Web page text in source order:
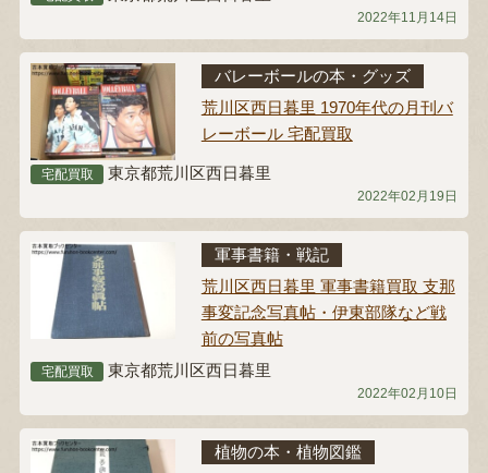
2022年11月14日
バレーボールの本・グッズ
荒川区西日暮里 1970年代の月刊バ
レーボール 宅配買取
宅配買取 東京都荒川区西日暮里
2022年02月19日
軍事書籍・戦記
荒川区西日暮里 軍事書籍買取 支那
事変記念写真帖・伊東部隊など戦
前の写真帖
宅配買取 東京都荒川区西日暮里
2022年02月10日
植物の本・植物図鑑